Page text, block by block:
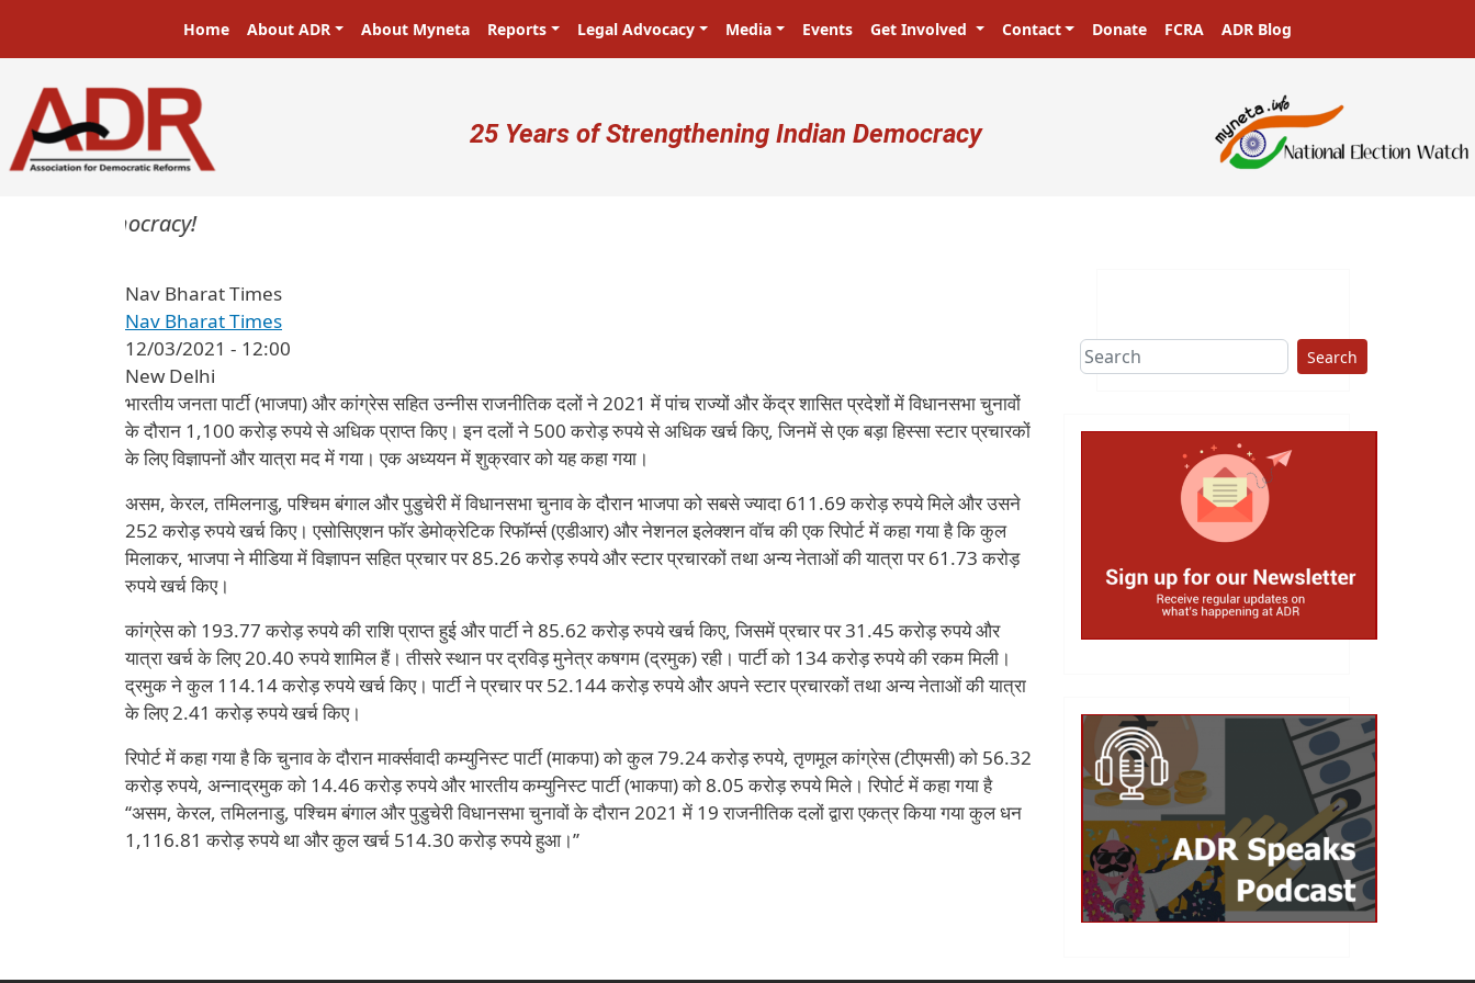
Main navigation
Home About ADR About Myneta Reports Legal Advocacy Media Events Get Involved Contact Donate FCRA ADR Blog
User account menu
25 Years of Strengthening Indian Democracy
in a democracy!
Nav Bharat Times
Nav Bharat Times
12/03/2021 - 12:00
New Delhi
भारतीय जनता पार्टी (भाजपा) और कांग्रेस सहित उन्नीस राजनीतिक दलों ने 2021 में पांच राज्यों और केंद्र शासित प्रदेशों में विधानसभा चुनावों
के दौरान 1,100 करोड़ रुपये से अधिक प्राप्त किए। इन दलों ने 500 करोड़ रुपये से अधिक खर्च किए, जिनमें से एक बड़ा हिस्सा स्टार प्रचारकों
के लिए विज्ञापनों और यात्रा मद में गया। एक अध्ययन में शुक्रवार को यह कहा गया।
असम, केरल, तमिलनाडु, पश्चिम बंगाल और पुडुचेरी में विधानसभा चुनाव के दौरान भाजपा को सबसे ज्यादा 611.69 करोड़ रुपये मिले और उसने
252 करोड़ रुपये खर्च किए। एसोसिएशन फॉर डेमोक्रेटिक रिफॉर्म्स (एडीआर) और नेशनल इलेक्शन वॉच की एक रिपोर्ट में कहा गया है कि कुल
मिलाकर, भाजपा ने मीडिया में विज्ञापन सहित प्रचार पर 85.26 करोड़ रुपये और स्टार प्रचारकों तथा अन्य नेताओं की यात्रा पर 61.73 करोड़
रुपये खर्च किए।
कांग्रेस को 193.77 करोड़ रुपये की राशि प्राप्त हुई और पार्टी ने 85.62 करोड़ रुपये खर्च किए, जिसमें प्रचार पर 31.45 करोड़ रुपये और
यात्रा खर्च के लिए 20.40 रुपये शामिल हैं। तीसरे स्थान पर द्रविड़ मुनेत्र कषगम (द्रमुक) रही। पार्टी को 134 करोड़ रुपये की रकम मिली।
द्रमुक ने कुल 114.14 करोड़ रुपये खर्च किए। पार्टी ने प्रचार पर 52.144 करोड़ रुपये और अपने स्टार प्रचारकों तथा अन्य नेताओं की यात्रा
के लिए 2.41 करोड़ रुपये खर्च किए।
रिपोर्ट में कहा गया है कि चुनाव के दौरान मार्क्सवादी कम्युनिस्ट पार्टी (माकपा) को कुल 79.24 करोड़ रुपये, तृणमूल कांग्रेस (टीएमसी) को 56.32
करोड़ रुपये, अन्नाद्रमुक को 14.46 करोड़ रुपये और भारतीय कम्युनिस्ट पार्टी (भाकपा) को 8.05 करोड़ रुपये मिले। रिपोर्ट में कहा गया है
‘‘असम, केरल, तमिलनाडु, पश्चिम बंगाल और पुडुचेरी विधानसभा चुनावों के दौरान 2021 में 19 राजनीतिक दलों द्वारा एकत्र किया गया कुल धन
1,116.81 करोड़ रुपये था और कुल खर्च 514.30 करोड़ रुपये हुआ।’’
Search